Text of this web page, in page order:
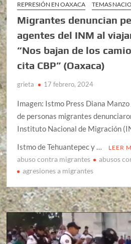
REPRESIÓN EN OAXACA
TEMAS
Migrantes denuncian
agentes del INM al
“Nos bajan de los
cita CBP” (Oaxaca)
grieta 17 febrero, 2024
Imagen: Istmo Press Diana
de personas migrantes
Instituto Nacional de Migración
Istmo de Tehuantepec y …
LEER
abuso contra migrantes
abusos
agresiones a migrantes